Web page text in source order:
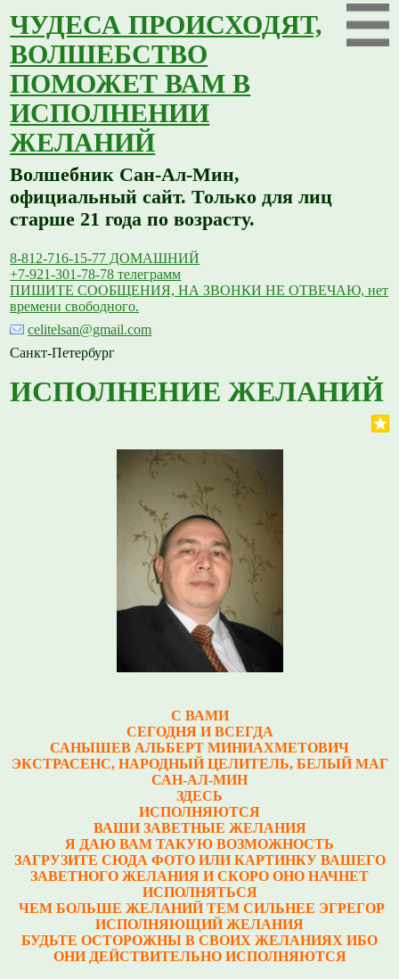
ЧУДЕСА ПРОИСХОДЯТ,
ВОЛШЕБСТВО
ПОМОЖЕТ ВАМ В
ИСПОЛНЕНИИ
ЖЕЛАНИЙ
Волшебник Сан-Ал-Мин,
официальный сайт. Только для лиц
старше 21 года по возрасту.
8-812-716-15-77 ДОМАШНИЙ
+7-921-301-78-78 телеграмм
ПИШИТЕ СООБЩЕНИЯ, НА ЗВОНКИ НЕ ОТВЕЧАЮ, нет
времени свободного.
celitelsan@gmail.com
Санкт-Петербург
ИСПОЛНЕНИЕ ЖЕЛАНИЙ
С ВАМИ
СЕГОДНЯ И ВСЕГДА
САНЫШЕВ АЛЬБЕРТ МИНИАХМЕТОВИЧ
ЭКСТРАСЕНС, НАРОДНЫЙ ЦЕЛИТЕЛЬ, БЕЛЫЙ МАГ
САН-АЛ-МИН
ЗДЕСЬ
ИСПОЛНЯЮТСЯ
ВАШИ ЗАВЕТНЫЕ ЖЕЛАНИЯ
Я ДАЮ ВАМ ТАКУЮ ВОЗМОЖНОСТЬ
ЗАГРУЗИТЕ СЮДА ФОТО ИЛИ КАРТИНКУ ВАШЕГО
ЗАВЕТНОГО ЖЕЛАНИЯ И СКОРО ОНО НАЧНЕТ
ИСПОЛНЯТЬСЯ
ЧЕМ БОЛЬШЕ ЖЕЛАНИЙ ТЕМ СИЛЬНЕЕ ЭГРЕГОР
ИСПОЛНЯЮЩИЙ ЖЕЛАНИЯ
БУДЬТЕ ОСТОРОЖНЫ В СВОИХ ЖЕЛАНИЯХ ИБО
ОНИ ДЕЙСТВИТЕЛЬНО ИСПОЛНЯЮТСЯ